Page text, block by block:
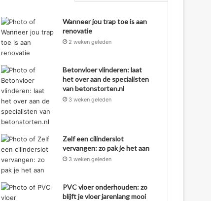
Wanneer jou trap toe is aan
renovatie
2 weken geleden
Betonvloer vlinderen: laat
het over aan de specialisten
van betonstorten.nl
3 weken geleden
Zelf een cilinderslot
vervangen: zo pak je het aan
3 weken geleden
PVC vloer onderhouden: zo
blijft je vloer jarenlang mooi